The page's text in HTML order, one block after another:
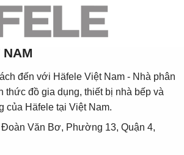
NAM
đến với Häfele Việt Nam - Nhà phân
thức đồ gia dụng, thiết bị nhà bếp và
của Häfele tại Việt Nam.
Văn Bơ, Phường 13, Quận 4,